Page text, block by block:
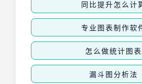
同比提升怎么计
专业图表制作软
怎么做统计图表
漏斗图分析法